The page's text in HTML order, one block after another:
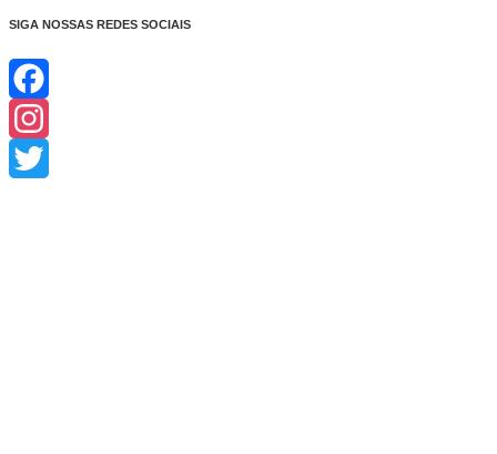
SIGA NOSSAS REDES SOCIAIS
Facebook
Instagram